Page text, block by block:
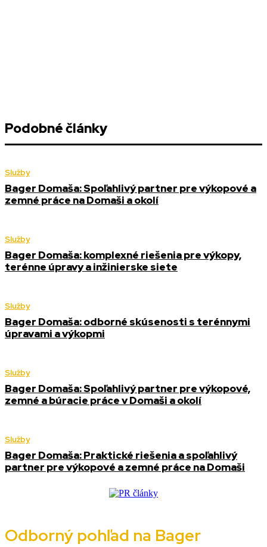
Podobné články
Služby
Bager Domaša: Spoľahlivý partner pre výkopové a
zemné práce na Domaši a okolí
Služby
Bager Domaša: komplexné riešenia pre výkopy,
terénne úpravy a inžinierske siete
Služby
Bager Domaša: odborné skúsenosti s terénnymi
úpravami a výkopmi
Služby
Bager Domaša: Spoľahlivý partner pre výkopové,
zemné a búracie práce v Domaši a okolí
Služby
Bager Domaša: Praktické riešenia a spoľahlivý
partner pre výkopové a zemné práce na Domaši
Odborný pohľad na Bager